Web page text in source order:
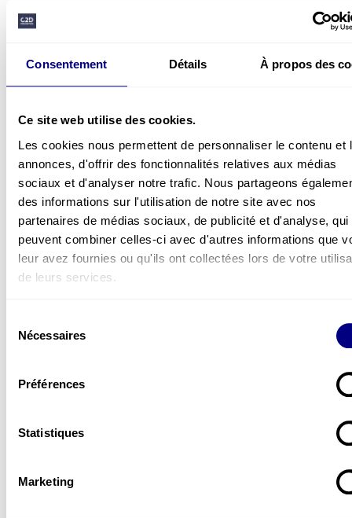
Consentement Détails À propos des
Ce site web utilise des cookies.
Les cookies nous permettent de personnaliser le contenu et
annonces, d'offrir des fonctionnalités relatives aux médias
sociaux et d'analyser notre trafic. Nous partageons
des informations sur l'utilisation de notre site avec nos
partenaires de médias sociaux, de publicité et d'analyse, qui
peuvent combiner celles-ci avec d'autres informations que
leur avez fournies ou qu'ils ont collectées lors de votre
de leurs services.
Nécessaires
Préférences
Statistiques
Marketing
des accidents survenus, mais de ceux qui ne se
Sans les PGP appliqués Avec les PGP respectés
malgré les EPI
à la source
Absentéisme chronique
inexpliqué
Signaux faibles identifiés
en amont
DUER déposé mais jamais
consulté
Évaluation vivante, ancrée
terrain
Conformité
réglementaire subie
Culture sécurité choisie et
pérenne
leur accidentologie et celles qui la maîtrisent —
Nos ateliers Safety Day permettent d’ancrer